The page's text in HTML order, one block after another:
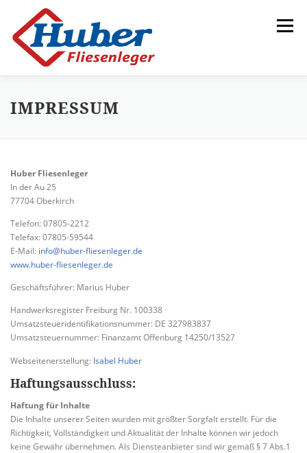
Inhalt
Menü
HOME ÜBER UNS
IMPRESSUM
Huber Fliesenleger
In der Au 25
77704 Oberkirch
Telefon: 07805-2212
Telefax: 07805-59544
E-Mail: info@huber-fliesenleger.de
www.huber-fliesenleger.de
Geschäftsführer: Marius Huber
Handwerksregister Freiburg Nr. 100338
Umsatzsteueridentifikationsnummer: DE 327983837
Umsatzsteuernummer: Finanzamt Offenburg 14250/13527
Webseitenerstellung: Isabel Huber
Haftungsausschluss:
Haftung für Inhalte
Die Inhalte unserer Seiten wurden mit größter Sorgfalt erstellt. Für die
Richtigkeit, Vollständigkeit und Aktualität der Inhalte können wir jedoch
keine Gewähr übernehmen. Als Diensteanbieter sind wir gemäß § 7 Abs.1